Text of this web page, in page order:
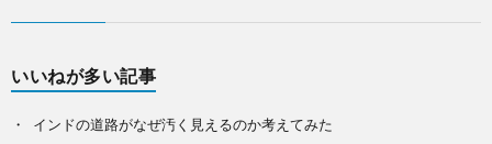
いいねが多い記事
インドの道路がなぜ汚く見えるのか考えてみた